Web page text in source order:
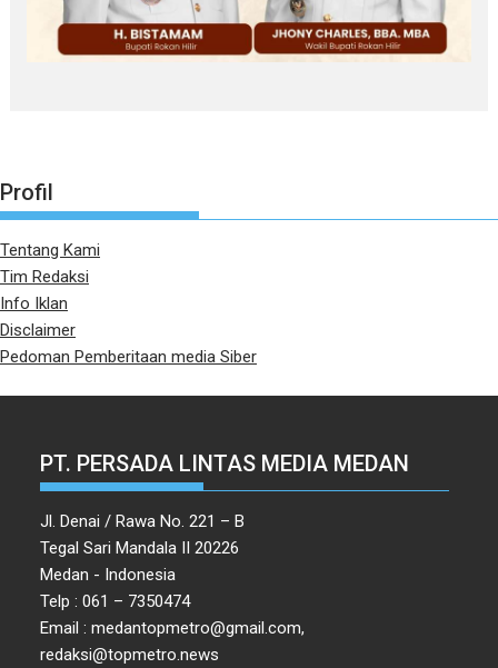
Profil
Tentang Kami
Tim Redaksi
Info Iklan
Disclaimer
Pedoman Pemberitaan media Siber
PT. PERSADA LINTAS MEDIA MEDAN
Jl. Denai / Rawa No. 221 – B
Tegal Sari Mandala II 20226
Medan - Indonesia
Telp : 061 – 7350474
Email : medantopmetro@gmail.com,
redaksi@topmetro.news